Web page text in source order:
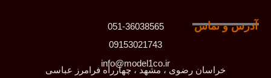
آدرس و تماس
051-36038565
09153021743
info@model1co.ir
خراسان رضوی ، مشهد ، چهارراه فرامرز عباسی